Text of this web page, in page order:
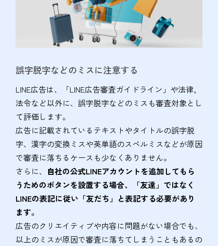
誤字脱字などのミスに注意する
LINE広告は、「LINE広告審査ガイドライン」や法律,
法令など以外に、誤字脱字などのミスも審査対象とし
て評価します。
広告に記載されているテキストやタイトルの誤字脱
字、漢字の変換ミスや英単語のスペルミスなどが原因
で審査に落ちるケースも少なくありません。
さらに、 自社の公式LINEアカウントを追加してもら
うためのボタンを設置する場合、「友達」ではなく
LINEの表記に従い「友だち」と表記する必要があり
ます。
広告のクリエイティブや内容に問題がない場合でも、
以上のミスが原因で審査に落ちてしまうこともあるの